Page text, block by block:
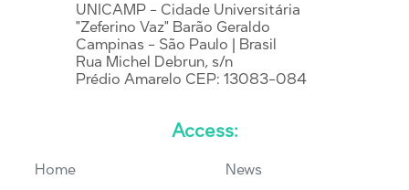
UNICAMP - Cidade Universitária
"Zeferino Vaz" Barão Geraldo
Campinas - São Paulo | Brasil
Rua Michel Debrun, s/n
Prédio Amarelo CEP: 13083-084
Access:
Home News